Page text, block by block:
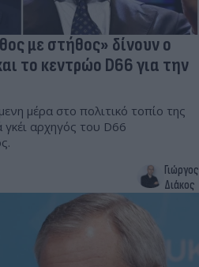
με στήθος» δίνουν ο
το κεντρώο D66 για την
μέρα στο πολιτικό τοπίο της
αρχηγός του D66
Γιώργος
Διάκος